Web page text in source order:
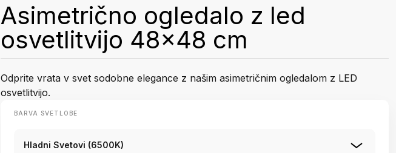
Asimetrično ogledalo z led
osvetlitvijo 48x48 cm
Odprite vrata v svet sodobne elegance z našim asimetričnim ogledalom z LED
osvetlitvijo.
BARVA SVETLOBE
Hladni Svetovi (6500K)